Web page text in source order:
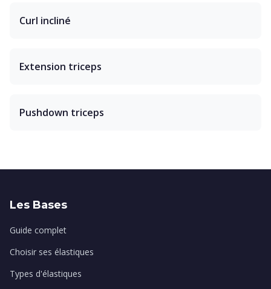
Curl incliné
Extension triceps
Pushdown triceps
Les Bases
Guide complet
Choisir ses élastiques
Types d'élastiques